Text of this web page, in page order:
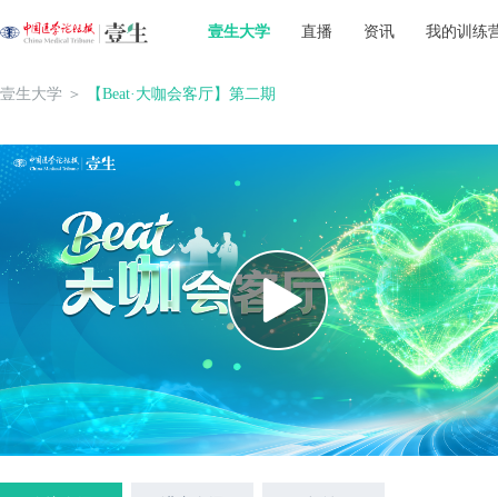
壹生大学 直播 资讯 我的训练
壹生大学 ＞ 【Beat·大咖会客厅】第二期